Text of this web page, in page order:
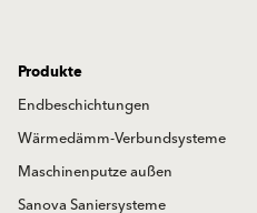
Produkte
Endbeschichtungen
Wärmedämm-Verbundsysteme
Maschinenputze außen
Sanova Saniersysteme